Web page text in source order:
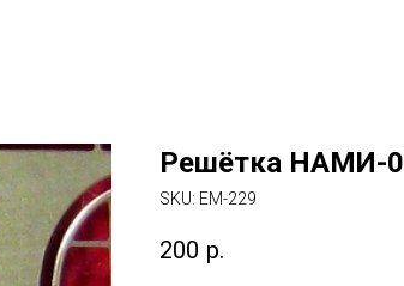
Решётка НАМИ-
SKU: ЕМ-229
200 р.